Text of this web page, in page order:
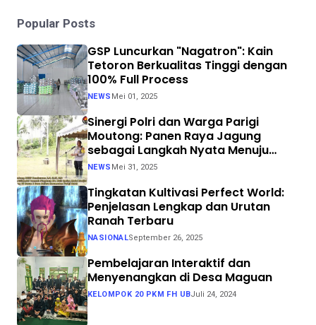
Popular Posts
GSP Luncurkan "Nagatron": Kain
Tetoron Berkualitas Tinggi dengan
100% Full Process
NEWS Mei 01, 2025
Sinergi Polri dan Warga Parigi
Moutong: Panen Raya Jagung
sebagai Langkah Nyata Menuju
Swasembada Pangan
NEWS Mei 31, 2025
Tingkatan Kultivasi Perfect World:
Penjelasan Lengkap dan Urutan
Ranah Terbaru
NASIONALSeptember 26, 2025
Pembelajaran Interaktif dan
Menyenangkan di Desa Maguan
KELOMPOK 20 PKM FH UBJuli 24, 2024